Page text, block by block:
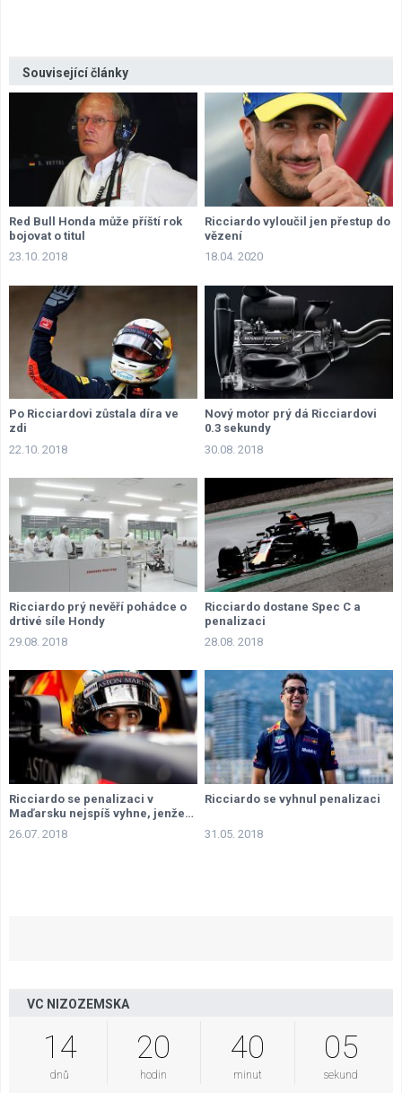
Související články
Red Bull Honda může příští rok
bojovat o titul
23.10. 2018
Ricciardo vyloučil jen přestup do
vězení
18.04. 2020
Po Ricciardovi zůstala díra ve
zdi
22.10. 2018
Nový motor prý dá Ricciardovi
0.3 sekundy
30.08. 2018
Ricciardo prý nevěří pohádce o
drtivé síle Hondy
29.08. 2018
Ricciardo dostane Spec C a
penalizaci
28.08. 2018
Ricciardo se penalizaci v
Maďarsku nejspíš vyhne, jenže…
26.07. 2018
Ricciardo se vyhnul penalizaci
31.05. 2018
VC NIZOZEMSKA
14
dnů
20
hodin
40
minut
04
sekund